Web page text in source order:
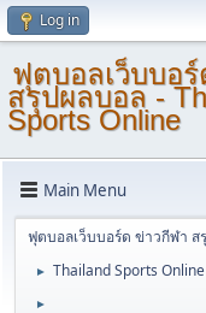
Log in
ฟุตบอลเว็บบอ
สรุปผลบอล -
Sports Online
Main Menu
ฟุตบอลเว็บบอร์ด ข่าวกีฬา ส
► Thailand Sports Online
►